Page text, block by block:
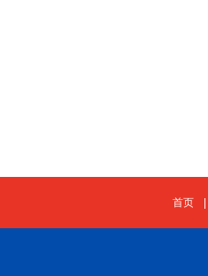
首页